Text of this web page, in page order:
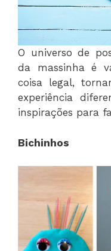
O universo de
da massinha é
coisa legal,
experiência
inspirações para
Bichinhos